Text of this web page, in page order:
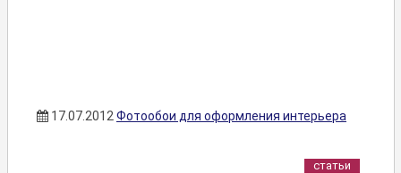
17.07.2012 Фотообои для оформления интерьера
статьи